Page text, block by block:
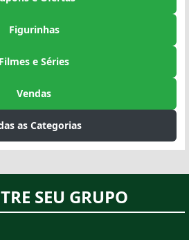
Figurinhas
Filmes e Séries
Vendas
as Categorias
SEU GRUPO